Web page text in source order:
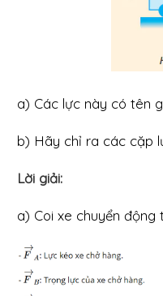
a) Các lực này có tên
b) Hãy chỉ ra các cặp
Lời giải:
a) Coi xe chuyển động